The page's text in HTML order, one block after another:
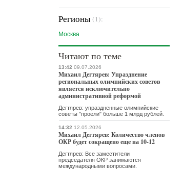
Регионы (1):
Москва
Читают по теме
13:42 09.07.2026
Михаил Дегтярев: Упразднение
региональных олимпийских советов
является исключительно
административной реформой
Дегтярев: упраздненные олимпийские
советы "проели" больше 1 млрд рублей.
14:32 12.05.2026
Михаил Дегтярев: Количество членов
ОКР будет сокращено еще на 10-12
Дегтярев: Все заместители
председателя ОКР занимаются
международными вопросами.